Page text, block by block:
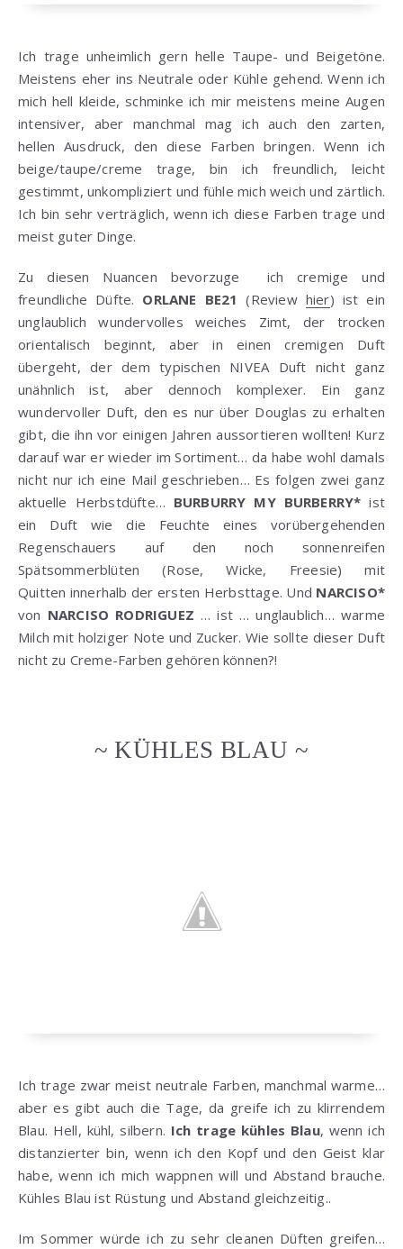
Ich trage unheimlich gern helle Taupe- und Beigetöne.
Meistens eher ins Neutrale oder Kühle gehend. Wenn ich
mich hell kleide, schminke ich mir meistens meine Augen
intensiver, aber manchmal mag ich auch den zarten,
hellen Ausdruck, den diese Farben bringen. Wenn ich
beige/taupe/creme trage, bin ich freundlich, leicht
gestimmt, unkompliziert und fühle mich weich und zärtlich.
Ich bin sehr verträglich, wenn ich diese Farben trage und
meist guter Dinge.
Zu diesen Nuancen bevorzuge ich cremige und
freundliche Düfte. ORLANE BE21 (Review hier) ist ein
unglaublich wundervolles weiches Zimt, der trocken
orientalisch beginnt, aber in einen cremigen Duft
übergeht, der dem typischen NIVEA Duft nicht ganz
unähnlich ist, aber dennoch komplexer. Ein ganz
wundervoller Duft, den es nur über Douglas zu erhalten
gibt, die ihn vor einigen Jahren aussortieren wollten! Kurz
darauf war er wieder im Sortiment… da habe wohl damals
nicht nur ich eine Mail geschrieben… Es folgen zwei ganz
aktuelle Herbstdüfte… BURBURRY MY BURBERRY* ist
ein Duft wie die Feuchte eines vorübergehenden
Regenschauers auf den noch sonnenreifen
Spätsommerblüten (Rose, Wicke, Freesie) mit
Quitten innerhalb der ersten Herbsttage. Und NARCISO*
von NARCISO RODRIGUEZ … ist … unglaublich… warme
Milch mit holziger Note und Zucker. Wie sollte dieser Duft
nicht zu Creme-Farben gehören können?!
~ KÜHLES BLAU ~
Ich trage zwar meist neutrale Farben, manchmal warme…
aber es gibt auch die Tage, da greife ich zu klirrendem
Blau. Hell, kühl, silbern. Ich trage kühles Blau, wenn ich
distanzierter bin, wenn ich den Kopf und den Geist klar
habe, wenn ich mich wappnen will und Abstand brauche.
Kühles Blau ist Rüstung und Abstand gleichzeitig..
Im Sommer würde ich zu sehr cleanen Düften greifen…